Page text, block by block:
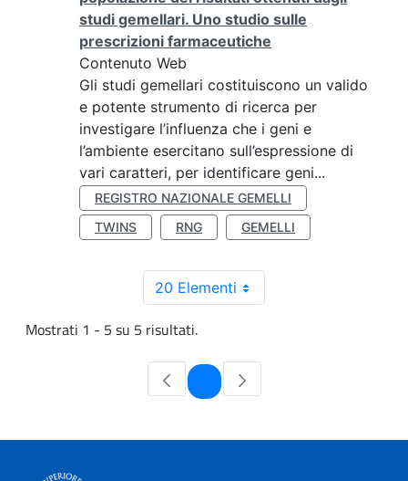
studi gemellari. Uno studio sulle
prescrizioni farmaceutiche
Contenuto Web
Gli studi gemellari costituiscono un valido
e potente strumento di ricerca per
investigare l’influenza che i geni e
l’ambiente esercitano sull’espressione di
vari caratteri, per identificare geni...
REGISTRO NAZIONALE GEMELLI
TWINS
RNG GEMELLI
20 Elementi
Mostrati 1 - 5 su 5 risultati.
Pagina